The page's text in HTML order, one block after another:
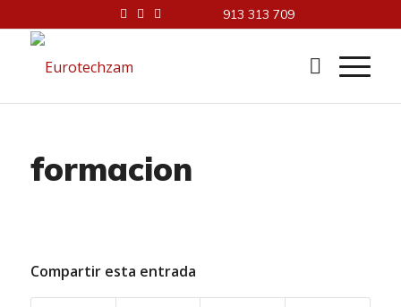
913 313 709
formacion
Compartir esta entrada